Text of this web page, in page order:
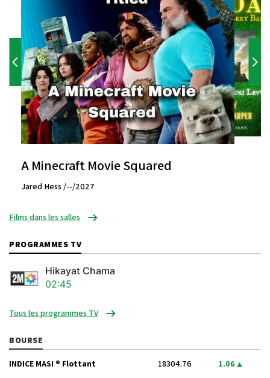
A Minecraft Movie Squared
Jared Hess /--/2027
Films dans les salles
PROGRAMMES TV
Hikayat Chama
02:45
Tous les programmes TV
BOURSE
INDICE MASI ® Flottant 18304.76 1.06